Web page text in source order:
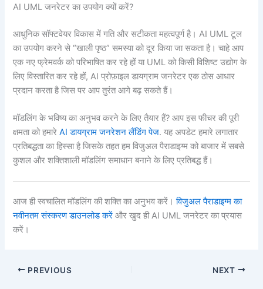
AI UML जनरेटर का उपयोग क्यों करें?
आधुनिक सॉफ्टवेयर विकास में गति और सटीकता महत्वपूर्ण है। AI UML टूल
का उपयोग करने से “खाली पृष्ठ” समस्या को दूर किया जा सकता है। चाहे आप
एक नए फ्रेमवर्क को परिभाषित कर रहे हों या UML को किसी विशिष्ट उद्योग के
लिए विस्तारित कर रहे हों, AI प्रोफ़ाइल डायग्राम जनरेटर एक ठोस आधार
प्रदान करता है जिस पर आप तुरंत आगे बढ़ सकते हैं।
मॉडलिंग के भविष्य का अनुभव करने के लिए तैयार हैं? आप इस फीचर की पूरी
क्षमता को हमारेAI डायग्राम जनरेशन लैंडिंग पेज. यह अपडेट हमारे लगातार
प्रतिबद्धता का हिस्सा है जिसके तहत हम विजुअल पैराडाइग्म को बाजार में सबसे
कुशल और शक्तिशाली मॉडलिंग समाधान बनाने के लिए प्रतिबद्ध हैं।
आज ही स्वचालित मॉडलिंग की शक्ति का अनुभव करें।विजुअल पैराडाइग्म का
नवीनतम संस्करण डाउनलोड करें और खुद ही AI UML जनरेटर का प्रयास
करें।
PREVIOUS NEXT